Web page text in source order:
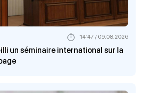
un séminaire international sur la
14:47 / 09.08.2026